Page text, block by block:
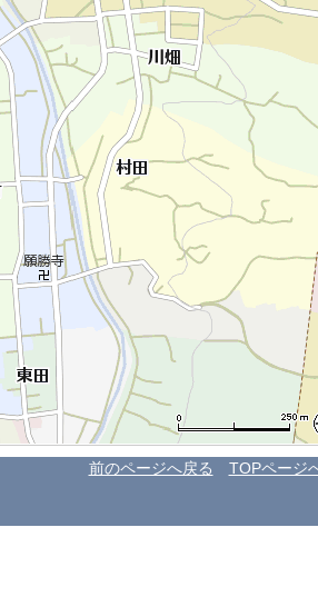
前のページへ戻る TOPページ